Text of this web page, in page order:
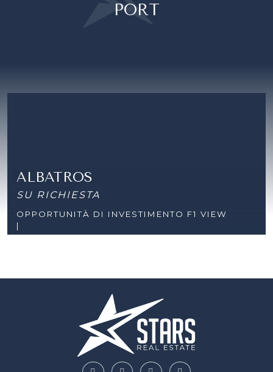
PORT
ALBATROS
SU RICHIESTA
OPPORTUNITÀ DI INVESTIMENTO F1 VIEW
|